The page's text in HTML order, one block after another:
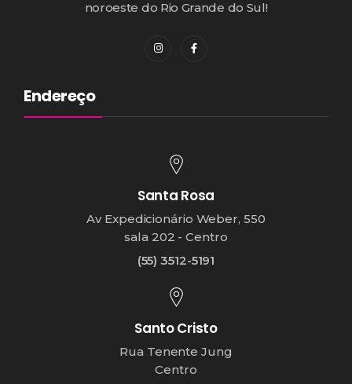
noroeste do Rio Grande do Sul!
Endereço
Santa Rosa
Av Expedicionário Weber, 550
sala 202 - Centro
(55) 3512-5191
Santo Cristo
Rua Tenente Jung
Centro